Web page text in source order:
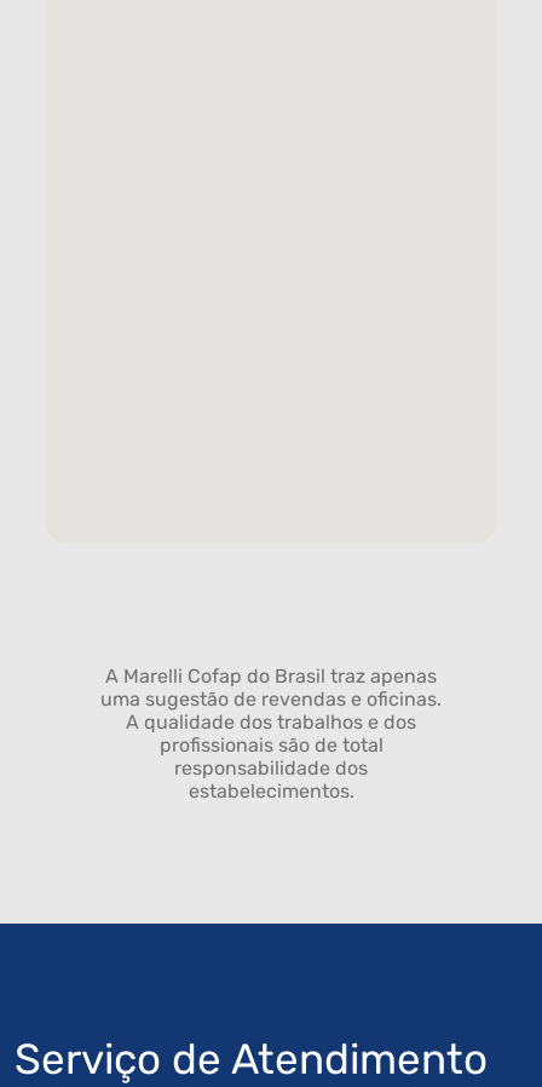
A Marelli Cofap do Brasil traz apenas
uma sugestão de revendas e oficinas.
A qualidade dos trabalhos e dos
profissionais são de total
responsabilidade dos
estabelecimentos.
Serviço de Atendimento